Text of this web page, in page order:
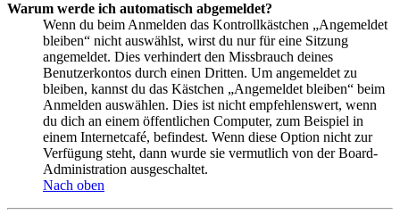
Warum werde ich automatisch abgemeldet?
Wenn du beim Anmelden das Kontrollkästchen „Angemeldet
bleiben“ nicht auswählst, wirst du nur für eine Sitzung
angemeldet. Dies verhindert den Missbrauch deines
Benutzerkontos durch einen Dritten. Um angemeldet zu
bleiben, kannst du das Kästchen „Angemeldet bleiben“ beim
Anmelden auswählen. Dies ist nicht empfehlenswert, wenn
du dich an einem öffentlichen Computer, zum Beispiel in
einem Internetcafé, befindest. Wenn diese Option nicht zur
Verfügung steht, dann wurde sie vermutlich von der Board-
Administration ausgeschaltet.
Nach oben